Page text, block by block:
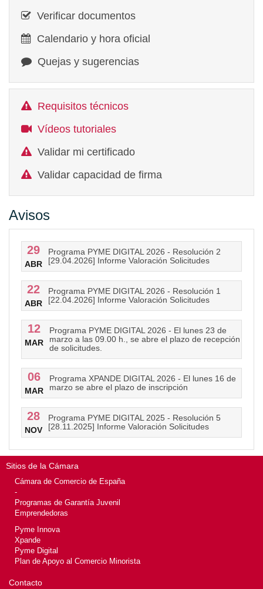
Verificar documentos
Calendario y hora oficial
Quejas y sugerencias
Requisitos técnicos
Vídeos tutoriales
Validar mi certificado
Validar capacidad de firma
Avisos
29
ABR
Programa PYME DIGITAL 2026 - Resolución 2
[29.04.2026] Informe Valoración Solicitudes
22
ABR
Programa PYME DIGITAL 2026 - Resolución 1
[22.04.2026] Informe Valoración Solicitudes
12
MAR
Programa PYME DIGITAL 2026 - El lunes 23 de
marzo a las 09.00 h., se abre el plazo de recepción
de solicitudes.
06
MAR
Programa XPANDE DIGITAL 2026 - El lunes 16 de
marzo se abre el plazo de inscripción
28
NOV
Programa PYME DIGITAL 2025 - Resolución 5
[28.11.2025] Informe Valoración Solicitudes
Sitios de la Cámara
Cámara de Comercio de España
-
Programas de Garantía Juvenil
Emprendedoras
Pyme Innova
Xpande
Pyme Digital
Plan de Apoyo al Comercio Minorista
Contacto